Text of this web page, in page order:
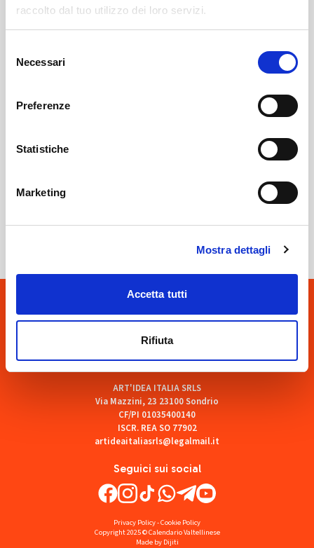
raccolto dal tuo utilizzo dei loro servizi.
delNecessari
Preferenze
Statistiche
Marketing
Mostra dettagli
Accetta tutti
Rifiuta
Postalesio Obituaries
Seguici sui social
ART'IDEA ITALIA SRLS
Via Mazzini, 23 23100 Sondrio
CF/PI 01035400140
ISCR. REA SO 77902
artideaitaliasrls@legalmail.it
Privacy Policy-Cookie Policy
Copyright 2025 © Calendario Valtellinese
Made by Dijiti